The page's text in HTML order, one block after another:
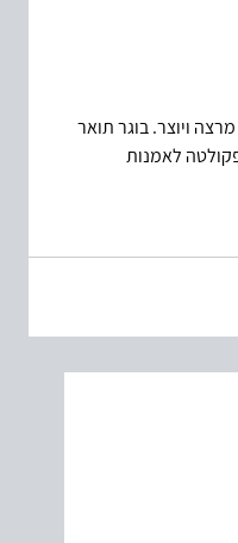
ויוצר. בוגר תואר
לאמנות